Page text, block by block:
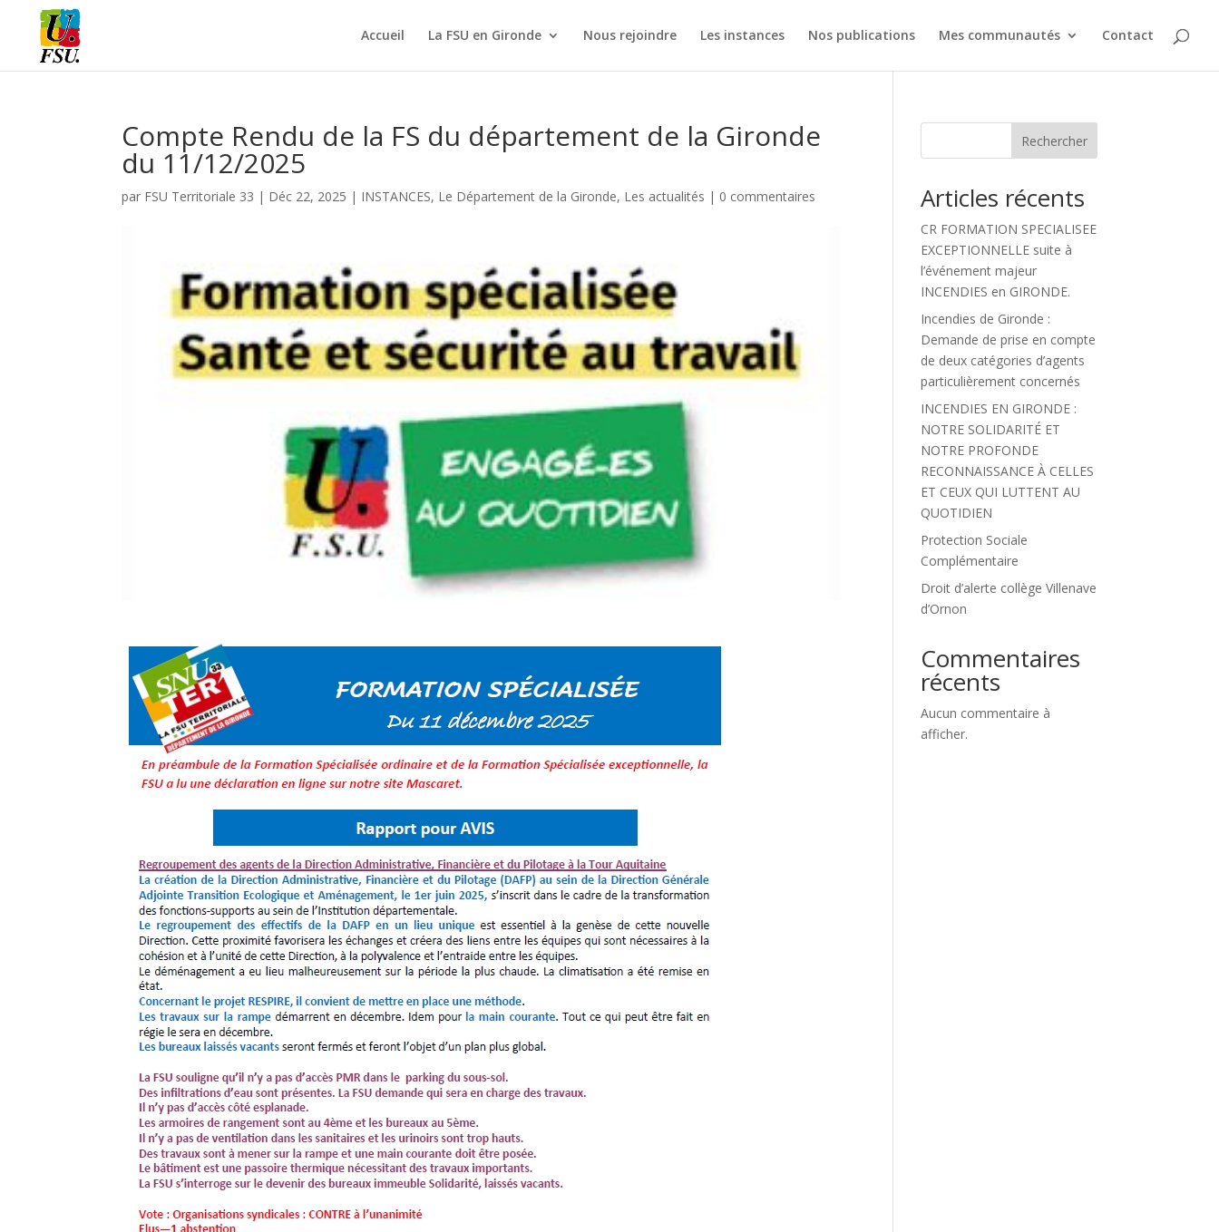
Accueil La FSU en Gironde Nous rejoindre Les instances Nos publications Mes communautés Contact
Compte Rendu de la FS du département de la Gironde
du 11/12/2025
par FSU Territoriale 33 | Déc 22, 2025 | INSTANCES, Le Département de la Gironde, Les actualités | 0 commentaires
Rechercher
Articles récents
CR FORMATION SPECIALISEE
EXCEPTIONNELLE suite à
l’événement majeur
INCENDIES en GIRONDE.
Incendies de Gironde :
Demande de prise en compte
de deux catégories d’agents
particulièrement concernés
INCENDIES EN GIRONDE :
NOTRE SOLIDARITÉ ET
NOTRE PROFONDE
RECONNAISSANCE À CELLES
ET CEUX QUI LUTTENT AU
QUOTIDIEN
Protection Sociale
Complémentaire
Droit d’alerte collège Villenave
d’Ornon
Commentaires
récents
Aucun commentaire à
afficher.